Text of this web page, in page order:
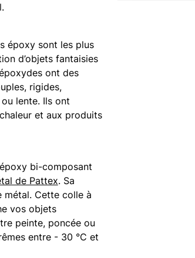
époxy sont les plus
d’objets fantaisies
ont des
rigides,
lente. Ils ont
et aux produits
bi-composant
de Pattex. Sa
métal. Cette colle à
vos objets
peinte, poncée ou
entre - 30 °C et